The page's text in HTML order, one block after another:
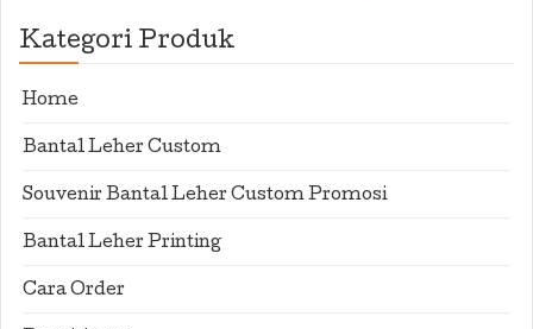
Kategori Produk
Home
Bantal Leher Custom
Souvenir Bantal Leher Custom Promosi
Bantal Leher Printing
Cara Order